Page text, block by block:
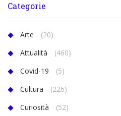
Categorie
Arte
(20)
Attualità
(460)
Covid-19
(5)
Cultura
(226)
Curiosità
(52)